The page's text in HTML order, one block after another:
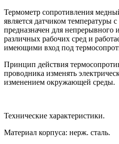
Термометр сопротивления
является датчиком температуры
предназначен для непрерывного
различных рабочих сред и
имеющими вход под
Принцип действия
проводника изменять
изменением окружающей среды.
Технические характеристики.
Материал корпуса: нерж. сталь.